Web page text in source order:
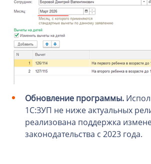
Обновление программы.
1С:ЗУП не ниже актуальных
реализована поддержка
законодательства с 2023 года.